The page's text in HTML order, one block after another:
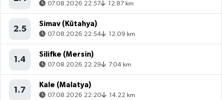
07.08.2026 22:57 12.87 km
2.5
Simav (Kütahya)
07.08.2026 22:54 12.09 km
1.4
Silifke (Mersin)
07.08.2026 22:29 7.04 km
1.7
Kale (Malatya)
07.08.2026 22:20 14.22 km